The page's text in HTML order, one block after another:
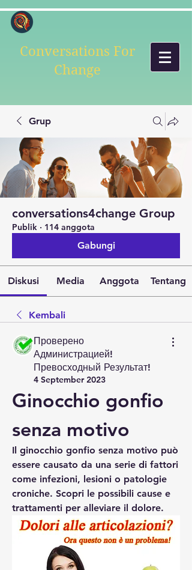
Conversations For
Change
Grup
conversations4change Group
Publik · 114 anggota
Gabungi
Diskusi Media Anggota Tentang
Kembali
Проверено
Администрацией!
Превосходный Результат!
4 September 2023
Ginocchio gonfio
senza motivo
Il ginocchio gonfio senza motivo può
essere causato da una serie di fattori
come infezioni, lesioni o patologie
croniche. Scopri le possibili cause e
trattamenti per alleviare il dolore.